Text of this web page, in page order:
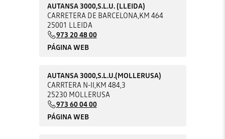
AUTANSA 3000,S.L.U. (LLEIDA)
CARRETERA DE BARCELONA,KM 464
25001 LLEIDA
973 20 48 00
PÁGINA WEB
AUTANSA 3000,S.L.U.(MOLLERUSA)
CARRTERA N-II,KM 484,3
25230 MOLLERUSA
973 60 04 00
PÁGINA WEB